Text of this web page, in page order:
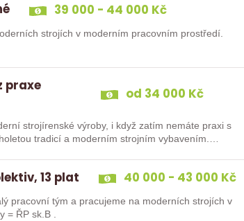
39 000 - 44 000 Kč
strojích v moderním pracovním prostředí.
praxe
od 34 000 Kč
strojírenské výroby, i když zatím nemáte praxi s
dlouholetou tradicí a moderním strojním vybavením.…
13 plat 40 000 - 43 000 Kč
pracovní tým a pracujeme na moderních strojích v
= ŘP sk.B .